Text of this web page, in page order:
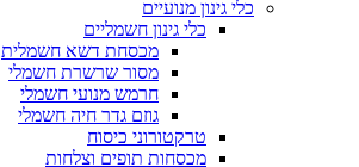
כלי גינון מנועיים
כלי גינון חשמליים
מכסחת דשא חשמלית
מסור שרשרת חשמלי
חרמש מנועי חשמלי
גוזם גדר חיה חשמלי
טרקטורוני כיסוח
מכסחות תופים וצלחות